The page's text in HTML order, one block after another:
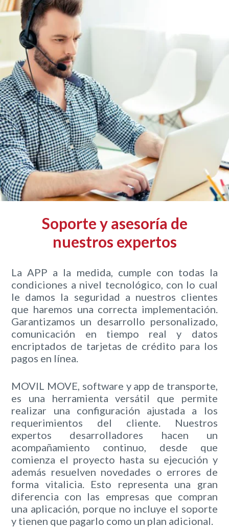
Soporte y asesoría de
nuestros expertos
La APP a la medida, cumple con todas la
condiciones a nivel tecnológico, con lo cual
le damos la seguridad a nuestros clientes
que haremos una correcta implementación.
Garantizamos un desarrollo personalizado,
comunicación en tiempo real y datos
encriptados de tarjetas de crédito para los
pagos en línea.
MOVIL MOVE, software y app de transporte,
es una herramienta versátil que permite
realizar una configuración ajustada a los
requerimientos del cliente. Nuestros
expertos desarrolladores hacen un
acompañamiento continuo, desde que
comienza el proyecto hasta su ejecución y
además resuelven novedades o errores de
forma vitalicia. Esto representa una gran
diferencia con las empresas que compran
una aplicación, porque no incluye el soporte
y tienen que pagarlo como un plan adicional.